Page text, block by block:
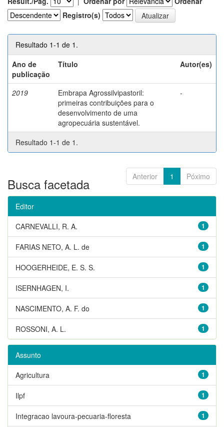
Registro(s)
Resultado 1-1 de 1.
Ano de
publicação
Título Autor(es)
2019
Embrapa Agrossilvipastoril:
primeiras contribuições para o
desenvolvimento de uma
agropecuária sustentável.
-
Resultado 1-1 de 1.
Anterior 1 Póximo
Busca facetada
Editor
1
CARNEVALLI, R. A.
1
FARIAS NETO, A. L. de
1
HOOGERHEIDE, E. S. S.
1
ISERNHAGEN, I.
1
NASCIMENTO, A. F. do
1
ROSSONI, A. L.
Assunto
1
Agricultura
1
Ilpf
1
Integracao lavoura-pecuaria-floresta